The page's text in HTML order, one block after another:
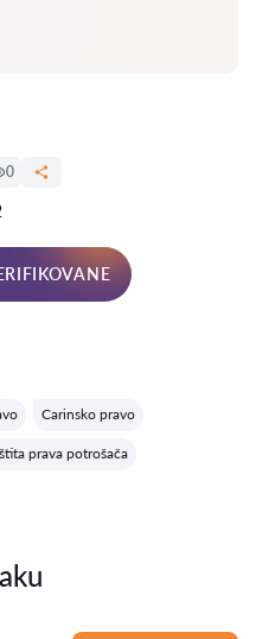
0
Carinsko pravo
prava potrošača